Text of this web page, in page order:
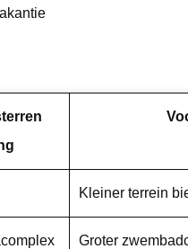
Kleiner terrein
Groter